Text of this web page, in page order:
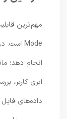
انجام دهد؛
ابری کاربر، بررسی
داده‌های فایل